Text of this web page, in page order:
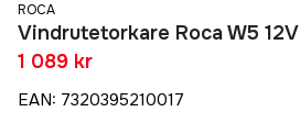
ROCA
Vindrutetorkare Roca W5 12V
1 089 kr
EAN: 7320395210017